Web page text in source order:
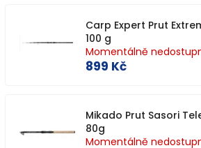
Carp Expert Prut
100 g
Momentálně
899 Kč
Mikado Prut Sasori
80g
Momentálně